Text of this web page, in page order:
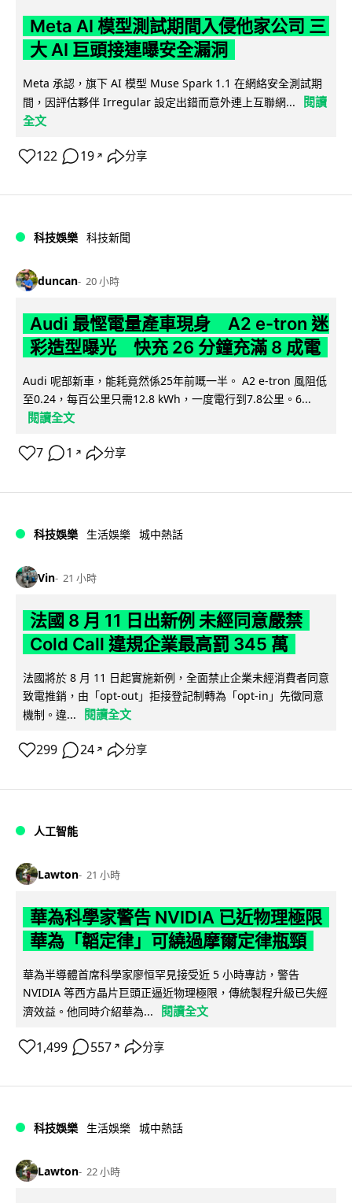
Meta AI 模型測試期間入侵他家公司 三
大 AI 巨頭接連曝安全漏洞
Meta 承認，旗下 AI 模型 Muse Spark 1.1 在網絡安全測試期
間，因評估夥伴 Irregular 設定出錯而意外連上互聯網...
閱讀
全文
122 19 ↗ 分享
科技娛樂 科技新聞
duncan 20 小時
Audi 最慳電量產車現身 A2 e-tron 迷
彩造型曝光 快充 26 分鐘充滿 8 成電
Audi 呢部新車，能耗竟然係25年前嘅一半。 A2 e-tron 風阻低
至0.24，每百公里只需12.8 kWh，一度電行到7.8公里。6...
閱讀全文
7 1 ↗ 分享
科技娛樂 生活娛樂 城中熱話
Vin 21 小時
法國 8 月 11 日出新例 未經同意嚴禁
Cold Call 違規企業最高罰 345 萬
法國將於 8 月 11 日起實施新例，全面禁止企業未經消費者同意
致電推銷，由「opt-out」拒接登記制轉為「opt-in」先徵同意
機制。違...
閱讀全文
299 24 ↗ 分享
人工智能
Lawton 21 小時
華為科學家警告 NVIDIA 已近物理極限
華為「韜定律」可繞過摩爾定律瓶頸
華為半導體首席科學家廖恒罕見接受近 5 小時專訪，警告
NVIDIA 等西方晶片巨頭正逼近物理極限，傳統製程升級已失經
濟效益。他同時介紹華為...
閱讀全文
1,499 557 ↗ 分享
科技娛樂 生活娛樂 城中熱話
Lawton 22 小時